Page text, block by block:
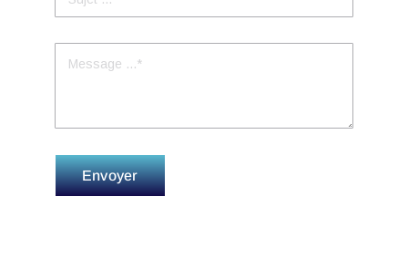
Envoyer